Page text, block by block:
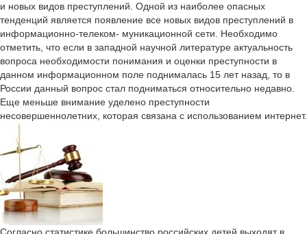
и новых видов преступлений. Одной из наиболее опасных
тенденций является появление все новых видов преступлений в
информационно-телеком- муникационной сети. Необходимо
отметить, что если в западной научной литературе актуальность
вопроса необходимости понимания и оценки преступности в
данном информационном поле поднималась 15 лет назад, то в
России данный вопрос стал подниматься относительно недавно.
Еще меньше внимание уделено преступности
несовершеннолетних, которая связана с использованием интернет.